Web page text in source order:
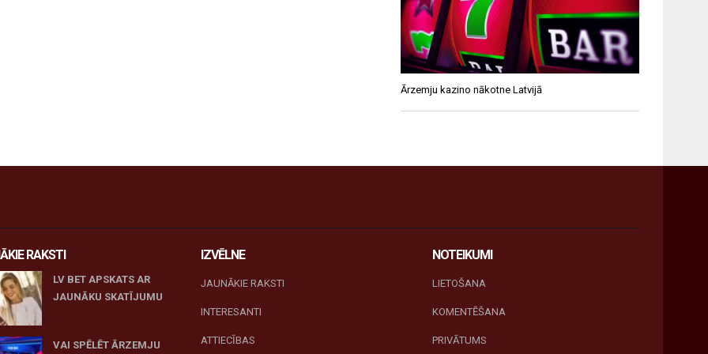
Ārzemju kazino nākotne Latvijā
RAKSTI
LV BET APSKATS AR
JAUNĀKU SKATĪJUMU
VAI SPĒLĒT ĀRZEMJU
IZVĒLNE
JAUNĀKIE RAKSTI
INTERESANTI
ATTIECĪBAS
NOTEIKUMI
LIETOŠANA
KOMENTĒŠANA
PRIVĀTUMS